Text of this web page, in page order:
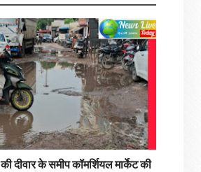
दीवार के समीप कॉमर्शियल मार्केट की